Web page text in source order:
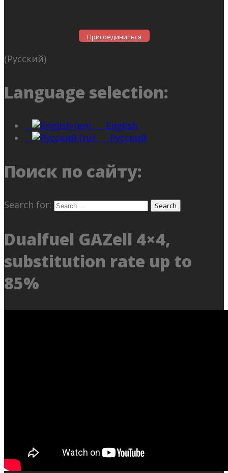
Присоединиться
(Русский)
Language selection:
English
Русский
Поиск по сайту:
Search for:
Dualfuel GAZell 4×4,
substitution rate up to
85%